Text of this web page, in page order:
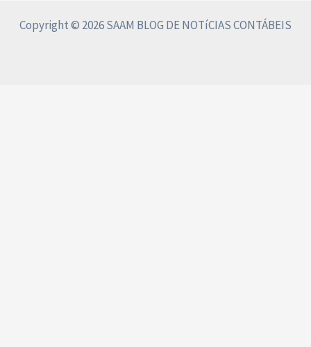
Copyright © 2026 SAAM BLOG DE NOTíCIAS CONTÁBEIS